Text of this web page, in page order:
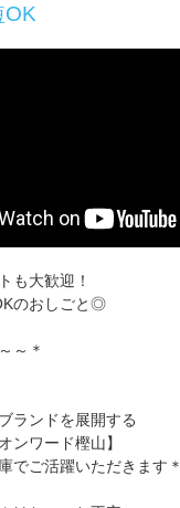
OK
も大歓迎！
のおしごと◎
～＊
ランドを展開する
ンワード樫山】
でご活躍いただきます＊